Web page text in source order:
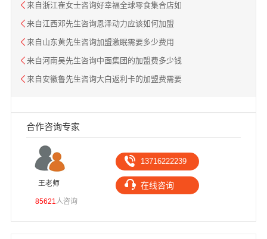
来自浙江崔女士咨询好幸福全球零食集合店如
来自江西邓先生咨询恩泽动力应该如何加盟
来自山东黄先生咨询加盟激眠需要多少费用
来自河南吴先生咨询中面集团的加盟费多少钱
来自安徽鲁先生咨询大白返利卡的加盟费需要
合作咨询专家
王老师
13716222239
在线咨询
85621人咨询